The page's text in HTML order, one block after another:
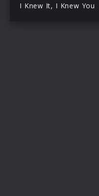
I Knew It, I Knew You